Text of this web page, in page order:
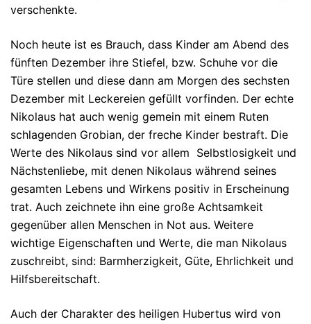
verschenkte.
Noch heute ist es Brauch, dass Kinder am Abend des
fünften Dezember ihre Stiefel, bzw. Schuhe vor die
Türe stellen und diese dann am Morgen des sechsten
Dezember mit Leckereien gefüllt vorfinden. Der echte
Nikolaus hat auch wenig gemein mit einem Ruten
schlagenden Grobian, der freche Kinder bestraft. Die
Werte des Nikolaus sind vor allem Selbstlosigkeit und
Nächstenliebe, mit denen Nikolaus während seines
gesamten Lebens und Wirkens positiv in Erscheinung
trat. Auch zeichnete ihn eine große Achtsamkeit
gegenüber allen Menschen in Not aus. Weitere
wichtige Eigenschaften und Werte, die man Nikolaus
zuschreibt, sind: Barmherzigkeit, Güte, Ehrlichkeit und
Hilfsbereitschaft.
Auch der Charakter des heiligen Hubertus wird von